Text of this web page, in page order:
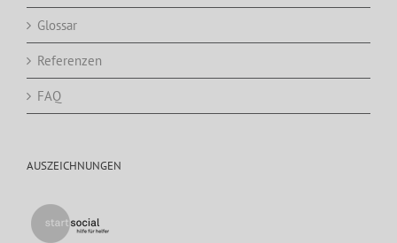
Glossar
Referenzen
FAQ
AUSZEICHNUNGEN